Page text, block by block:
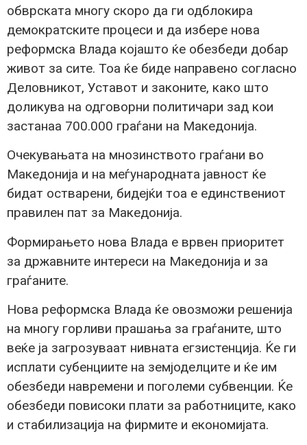
обврската многу скоро да ги одблокира
демократските процеси и да избере нова
реформска Влада којашто ќе обезбеди добар
живот за сите. Тоа ќе биде направено согласно
Деловникот, Уставот и законите, како што
доликува на одговорни политичари зад кои
застанаа 700.000 граѓани на Македонија.
Очекувањата на мнозинството граѓани во
Македонија и на меѓународната јавност ќе
бидат остварени, бидејќи тоа е единствениот
правилен пат за Македонија.
Формирањето нова Влада е врвен приоритет
за државните интереси на Македонија и за
граѓаните.
Нова реформска Влада ќе овозможи решенија
на многу горливи прашања за граѓаните, што
веќе ја загрозуваат нивната егзистенција. Ќе ги
исплати субенциите на земјоделците и ќе им
обезбеди навремени и поголеми субвенции. Ќе
обезбеди повисоки плати за работниците, како
и стабилизација на фирмите и економијата.